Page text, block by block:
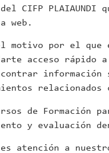
del CIFP
web.
motivo por el
darte acceso
información
de Formación
y evaluación
atención a